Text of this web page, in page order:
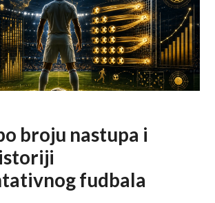
broju nastupa i
fudbala